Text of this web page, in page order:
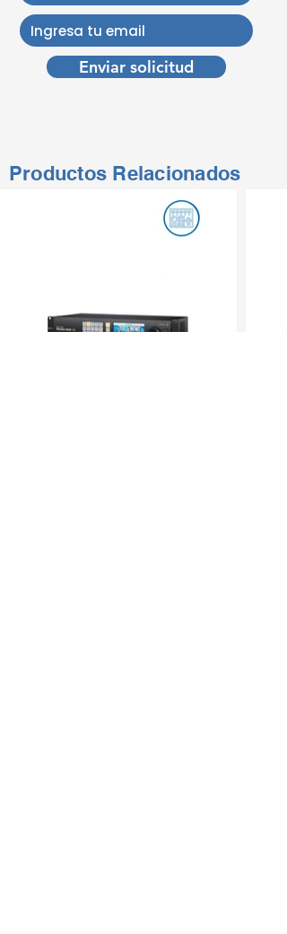
Enviar solicitud
Productos Relacionados